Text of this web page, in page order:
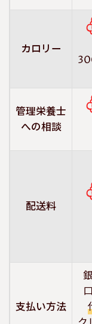
カロリー
管理栄養士
への相談
配送料
支払い方法